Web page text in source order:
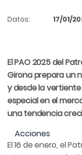
Datos: 17/01/
El PAO 2025 del
Girona prepara un
y desde la
especial en el
una tendencia
Acciones
El 16 de enero, el